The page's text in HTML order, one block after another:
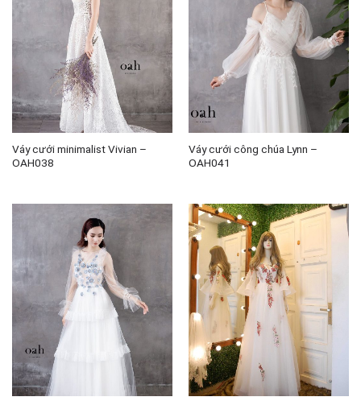
Váy cưới minimalist Vivian –
OAH038
Váy cưới công chúa Lynn –
OAH041